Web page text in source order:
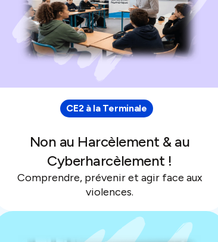
CE2 à la Terminale
Non au Harcèlement & au
Cyberharcèlement !
Comprendre, prévenir et agir face aux
violences.